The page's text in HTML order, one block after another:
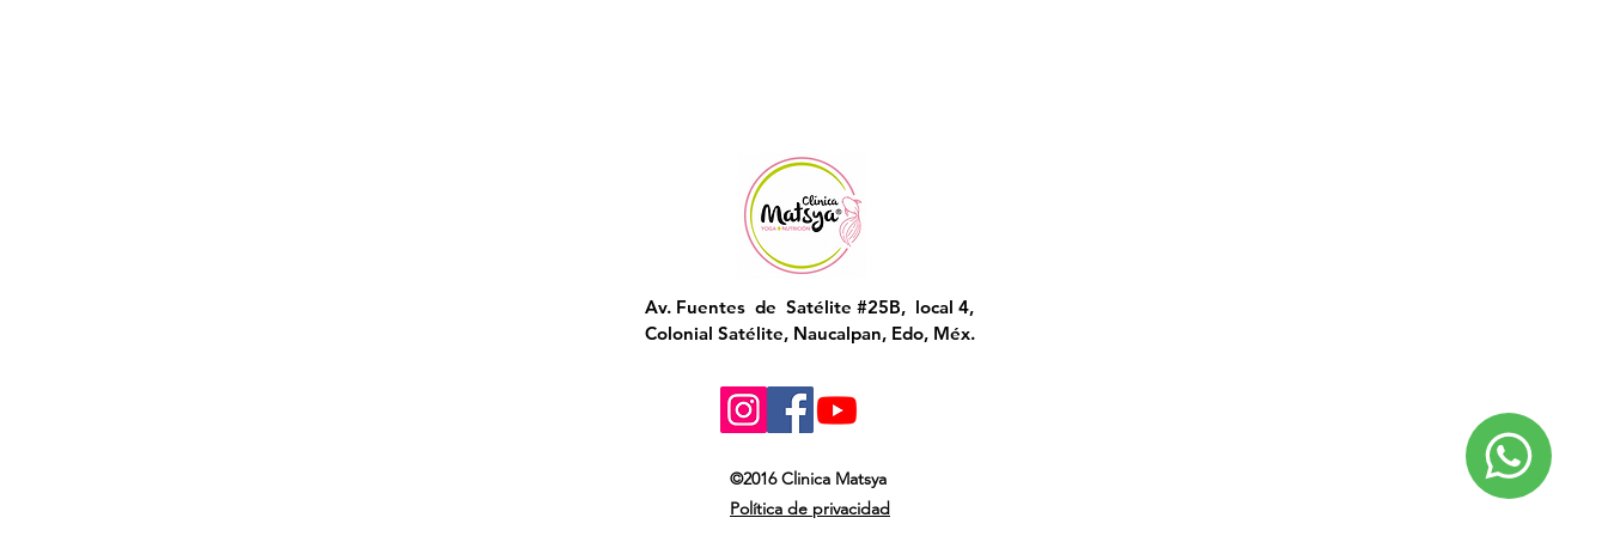
Av. Fuentes de Satélite #25B, local 4,
Colonial Satélite, Naucalpan, Edo, Méx.
©2016 Clinica Matsya
Política de privacidad